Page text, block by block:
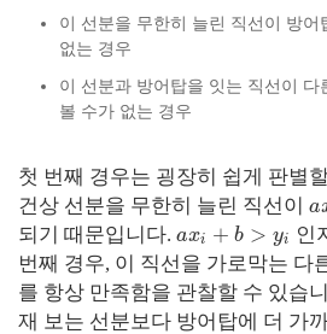
이 선분을 무한히 늘린 직선이 방
없는 경우
이 선분과 방어탑을 잇는 직선이 다
볼 수가 없는 경우
첫 번째 경우는 굉장히 쉽게 판별
건상 선분을 무한히 늘린 직선이 a
되기 때문입니다. axi + b > yi
인
번째 경우, 이 직선을 가로막는 다
를 항상 만족함을 관찰할 수 있습
재 보는 선분보다 방어탑에 더 가